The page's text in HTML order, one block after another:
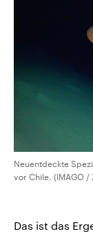
Umfragen,
und
und
Neuentdeckte
vor Chile. (IMAGO /
Das ist das